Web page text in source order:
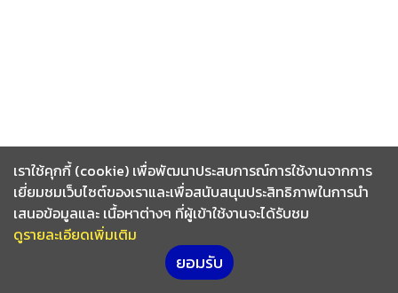
เราใช้คุกกี้ (cookie) เพื่อพัฒนาประสบการณ์การใช้งานจากการ
เยี่ยมชมเว็บไซต์ของเราและเพื่อสนับสนุนประสิทธิภาพในการนำ
เสนอข้อมูลและ เนื้อหาต่างๆ ที่ผู้เข้าใช้งานจะได้รับชม
ดูรายละเอียดเพิ่มเติม
ยอมรับ